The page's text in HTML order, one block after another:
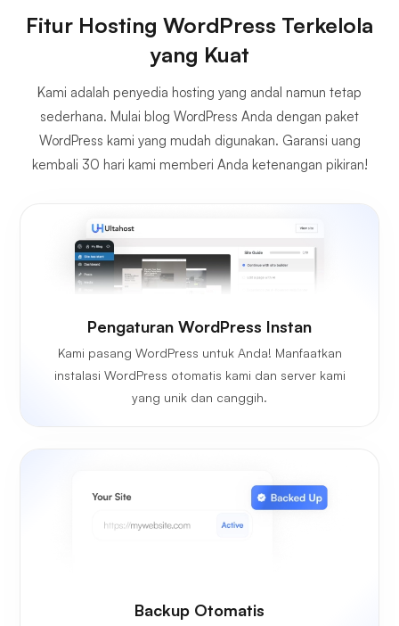
Fitur Hosting WordPress Terkelola
yang Kuat
Kami adalah penyedia hosting yang andal namun tetap
sederhana. Mulai blog WordPress Anda dengan paket
WordPress kami yang mudah digunakan. Garansi uang
kembali 30 hari kami memberi Anda ketenangan pikiran!
Pengaturan WordPress Instan
Kami pasang WordPress untuk Anda! Manfaatkan
instalasi WordPress otomatis kami dan server kami
yang unik dan canggih.
Backup Otomatis